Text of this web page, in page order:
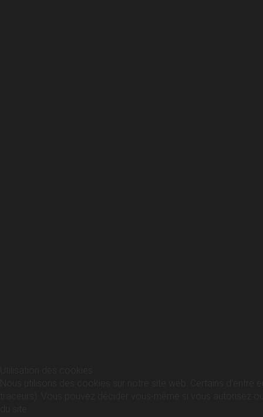
Nous utilisons des cookies sur notre site web. Certains
traceurs). Vous pouvez décider vous-même si vous autorisez